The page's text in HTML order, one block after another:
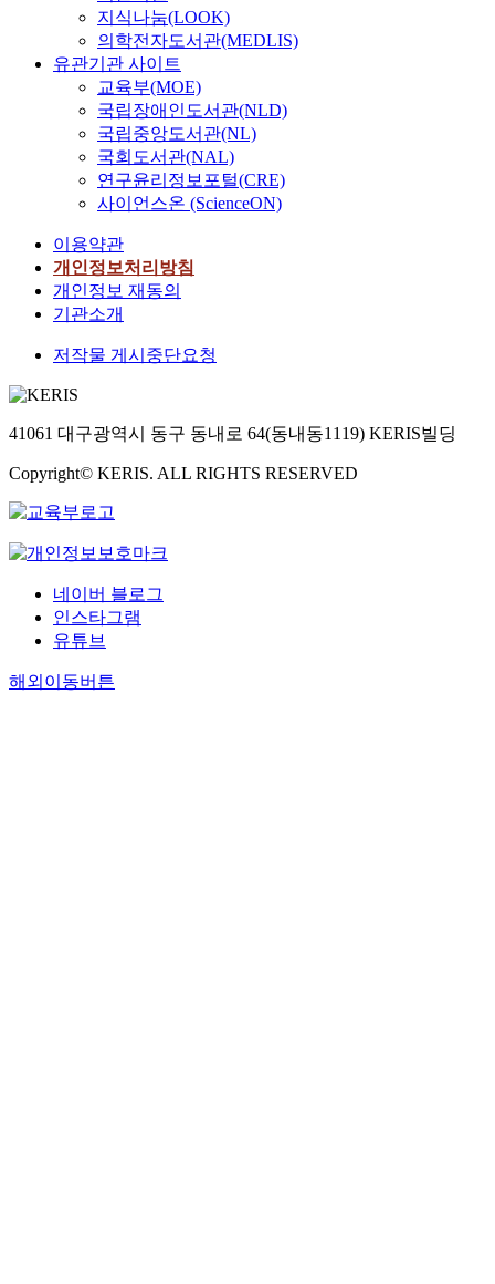
지식나눔(LOOK)
의학전자도서관(MEDLIS)
유관기관 사이트
교육부(MOE)
국립장애인도서관(NLD)
국립중앙도서관(NL)
국회도서관(NAL)
연구윤리정보포털(CRE)
사이언스온 (ScienceON)
이용약관
개인정보처리방침
개인정보 재동의
기관소개
저작물 게시중단요청
41061 대구광역시 동구 동내로 64(동내동1119) KERIS빌딩
Copyright© KERIS. ALL RIGHTS RESERVED
네이버 블로그
인스타그램
유튜브
해외이동버튼